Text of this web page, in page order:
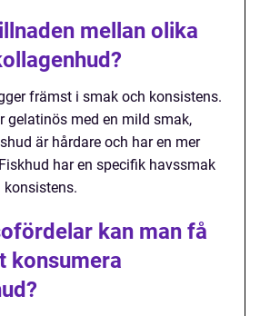
mellan olika
främst i smak och konsistens.
gelatinös med en mild smak,
är hårdare och har en mer
har en specifik havssmak
konsistens.
kan man få
konsumera